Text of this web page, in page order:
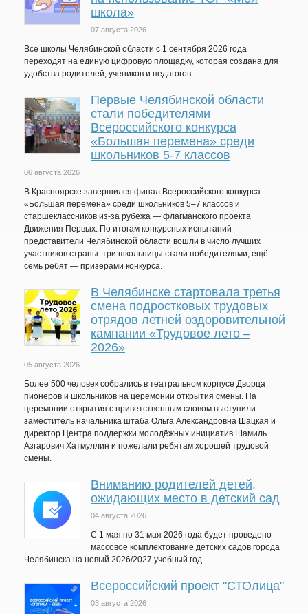
школа»
07 августа 2026
Все школы Челябинской области с 1 сентября 2026 года
переходят на единую цифровую площадку, которая создана для
удобства родителей, учеников и педагогов.
Первые Челябинской области
стали победителями
Всероссийского конкурса
«Большая перемена» среди
школьников 5-7 классов
06 августа 2026
В Красноярске завершился финал Всероссийского конкурса
«Большая перемена» среди школьников 5–7 классов и
старшеклассников из-за рубежа — флагманского проекта
Движения Первых. По итогам конкурсных испытаний
представители Челябинской области вошли в число лучших
участников страны: три школьницы стали победителями, ещё
семь ребят — призёрами конкурса.
В Челябинске стартовала третья
смена подростковых трудовых
отрядов летней оздоровительной
кампании «Трудовое лето –
2026»
05 августа 2026
Более 500 человек собрались в театральном корпусе Дворца
пионеров и школьников на церемонии открытия смены. На
церемонии открытия с приветственным словом выступили
заместитель начальника штаба Ольга Александровна Шацкая и
директор Центра поддержки молодёжных инициатив Шамиль
Азгарович Хатмуллин и пожелали ребятам хорошей трудовой
смены.
Вниманию родителей детей,
ожидающих место в детский сад
04 августа 2026
C 1 мая по 31 мая 2026 года будет проведено
массовое комплектование детских садов города
Челябинска на новый 2026/2027 учебный год.
Всероссийский проект "СТОлица"
03 августа 2026